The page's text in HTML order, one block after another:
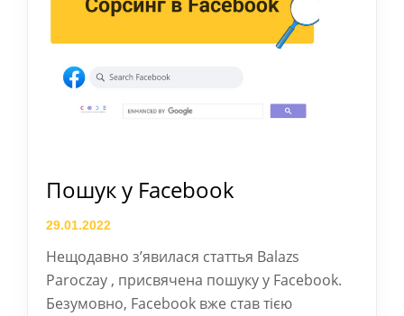
Пошук у Facebook
29.01.2022
Нещодавно з’явилася статтья Balazs
Paroczay , присвячена пошуку у Facebook.
Безумовно, Facebook вже став тією